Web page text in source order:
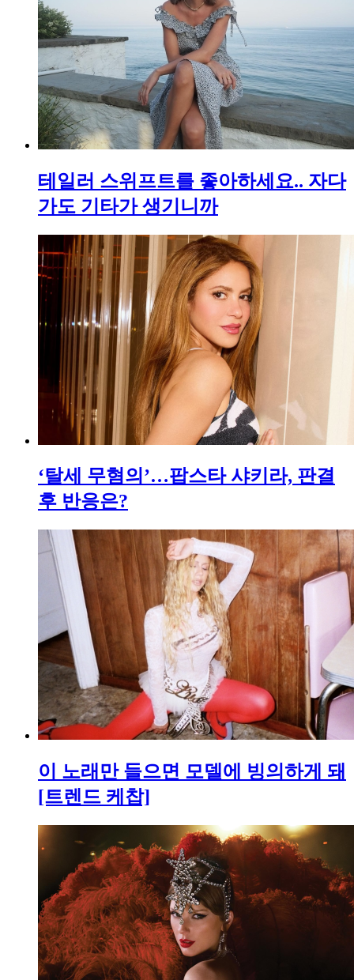
테일러 스위프트를 좋아하세요.. 자다
가도 기타가 생기니까
‘탈세 무혐의’…팝스타 샤키라, 판결
후 반응은?
이 노래만 들으면 모델에 빙의하게 돼
[트렌드 케찹]